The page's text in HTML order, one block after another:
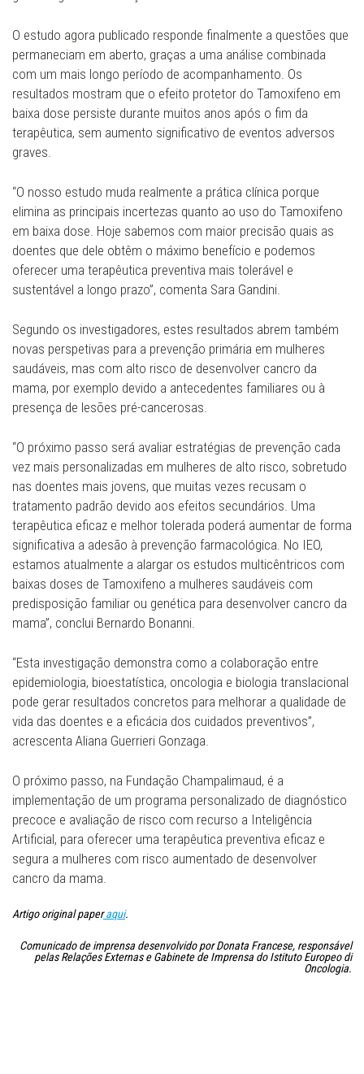
O estudo agora publicado responde finalmente a questões que
permaneciam em aberto, graças a uma análise combinada
com um mais longo período de acompanhamento. Os
resultados mostram que o efeito protetor do Tamoxifeno em
baixa dose persiste durante muitos anos após o fim da
terapêutica, sem aumento significativo de eventos adversos
graves.
“O nosso estudo muda realmente a prática clínica porque
elimina as principais incertezas quanto ao uso do Tamoxifeno
em baixa dose. Hoje sabemos com maior precisão quais as
doentes que dele obtêm o máximo benefício e podemos
oferecer uma terapêutica preventiva mais tolerável e
sustentável a longo prazo”, comenta Sara Gandini.
Segundo os investigadores, estes resultados abrem também
novas perspetivas para a prevenção primária em mulheres
saudáveis, mas com alto risco de desenvolver cancro da
mama, por exemplo devido a antecedentes familiares ou à
presença de lesões pré-cancerosas.
“O próximo passo será avaliar estratégias de prevenção cada
vez mais personalizadas em mulheres de alto risco, sobretudo
nas doentes mais jovens, que muitas vezes recusam o
tratamento padrão devido aos efeitos secundários. Uma
terapêutica eficaz e melhor tolerada poderá aumentar de forma
significativa a adesão à prevenção farmacológica. No IEO,
estamos atualmente a alargar os estudos multicêntricos com
baixas doses de Tamoxifeno a mulheres saudáveis com
predisposição familiar ou genética para desenvolver cancro da
mama”, conclui Bernardo Bonanni.
“Esta investigação demonstra como a colaboração entre
epidemiologia, bioestatística, oncologia e biologia translacional
pode gerar resultados concretos para melhorar a qualidade de
vida das doentes e a eficácia dos cuidados preventivos”,
acrescenta Aliana Guerrieri Gonzaga.
O próximo passo, na Fundação Champalimaud, é a
implementação de um programa personalizado de diagnóstico
precoce e avaliação de risco com recurso a Inteligência
Artificial, para oferecer uma terapêutica preventiva eficaz e
segura a mulheres com risco aumentado de desenvolver
cancro da mama.
Artigo original paperaqui.
Comunicado de imprensa desenvolvido por Donata Francese, responsável
pelas Relações Externas e Gabinete de Imprensa do Istituto Europeo di
Oncologia.